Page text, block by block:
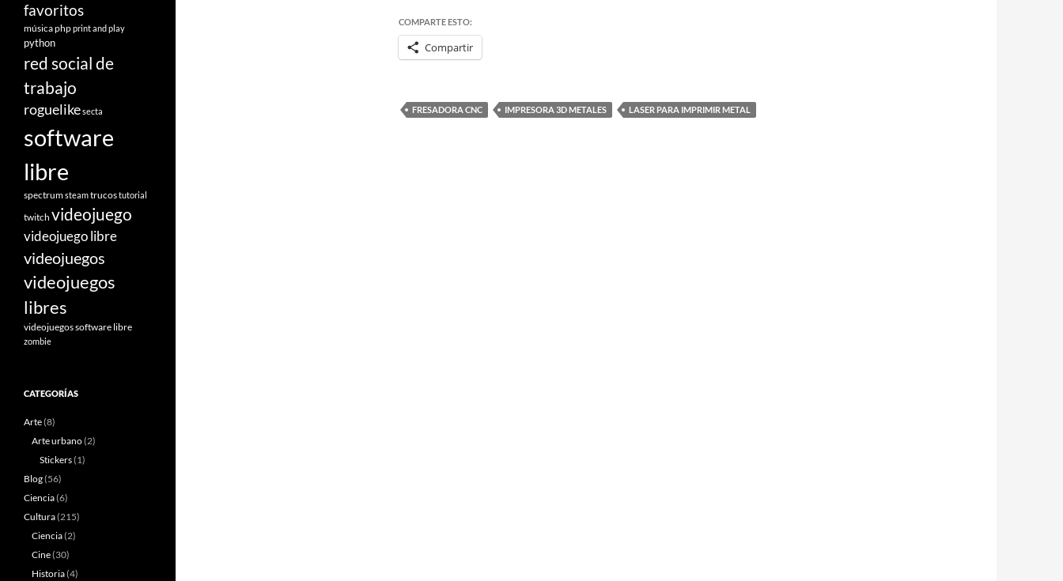
COMPARTE ESTO:
Compartir
FRESADORA CNC IMPRESORA 3D METALES LASER PARA IMPRIMIR METAL
favoritos
músicaphpprint and play
python
red social de
trabajo
roguelikesecta
software
libre
spectrumsteamtrucostutorial
twitch videojuego
videojuego libre
videojuegos
videojuegos
libres
videojuegos software libre
zombie
CATEGORÍAS
Arte(8)
Arte urbano(2)
Stickers(1)
Blog(56)
Ciencia(6)
Cultura(215)
Ciencia(2)
Cine(30)
Historia(4)